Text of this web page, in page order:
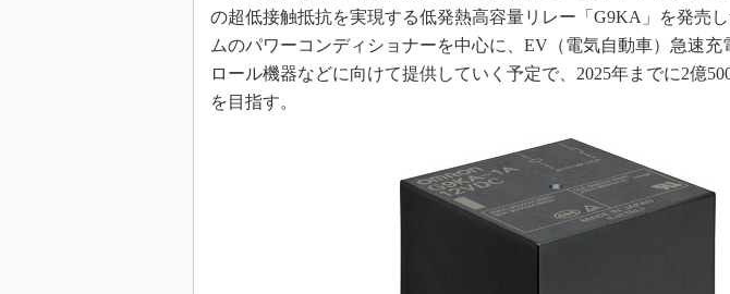
光伝送技術を知る
“異端児エンジニア”が仕掛けた社内
IHSアナリスト「未来展望」
「英語に愛されないエンジニア」の
ための新行動論
の超低接触抵抗を実現する低発熱高容量リレー「G9KA」を発売
ムのパワーコンディショナーを中心に、EV（電気自動車）急速充
ロール機器などに向けて提供していく予定で、2025年までに2億
を目指す。